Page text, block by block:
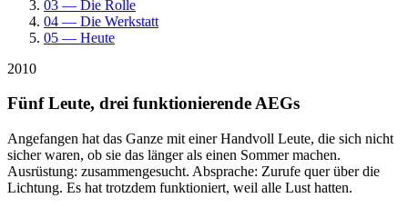
03 — Die Rolle
04 — Die Werkstatt
05 — Heute
2010
Fünf Leute, drei funktionierende AEGs
Angefangen hat das Ganze mit einer Handvoll Leute, die sich nicht
sicher waren, ob sie das länger als einen Sommer machen.
Ausrüstung: zusammengesucht. Absprache: Zurufe quer über die
Lichtung. Es hat trotzdem funktioniert, weil alle Lust hatten.